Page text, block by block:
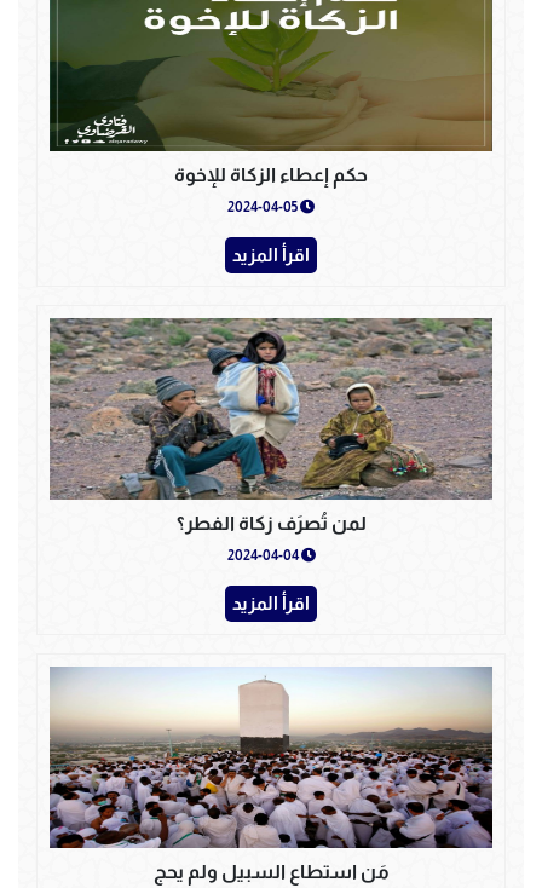
حكم إعطاء الزكاة للإخوة
اقرأ المزيد
لمن تُصرَف زكاة الفطر؟
2024-04-04
اقرأ المزيد
مَن استطاع السبيل ولم يحج